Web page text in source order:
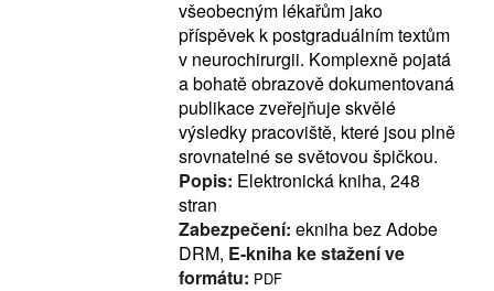
všeobecným lékařům jako
příspěvek k postgraduálním textům
v neurochirurgii. Komplexně pojatá
a bohatě obrazově dokumentovaná
publikace zveřejňuje skvělé
výsledky pracoviště, které jsou plně
srovnatelné se světovou špičkou.
Popis: Elektronická kniha, 248
stran
Zabezpečení: ekniha bez Adobe
DRM, E-kniha ke stažení ve
formátu: PDF